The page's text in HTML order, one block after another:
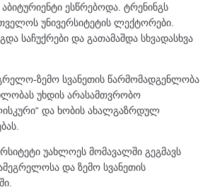
ესწრებოდა. ტრენინგს
უნივერსიტეტის ლექტორები.
საჩუქრები და გათამაშდა სხვადასხვა
ზემო სვანეთის წარმომადგენლობა
უხდის არასამთვრობო
და ხობის ახალგაზრდულ
უახლოეს მომავალში გეგმავს
და ზემო სვანეთის